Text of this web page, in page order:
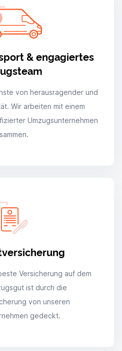
& engagiertes
von herausragender und
Wir arbeiten mit einem
Umzugsunternehmen
Versicherung auf dem
ist durch die
von unseren
gedeckt.